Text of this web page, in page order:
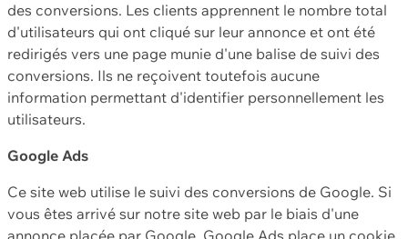
des conversions. Les clients apprennent le nombre total
d'utilisateurs qui ont cliqué sur leur annonce et ont été
redirigés vers une page munie d'une balise de suivi des
conversions. Ils ne reçoivent toutefois aucune
information permettant d'identifier personnellement les
utilisateurs.
Google Ads
Ce site web utilise le suivi des conversions de Google. Si
vous êtes arrivé sur notre site web par le biais d'une